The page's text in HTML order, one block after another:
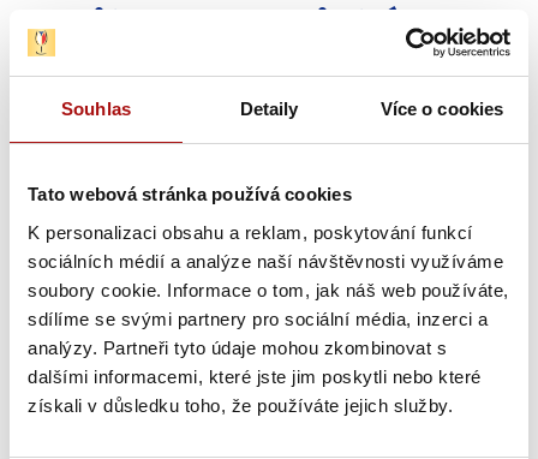
Souhlas Detaily Více o cookies
Tato webová stránka používá cookies
K personalizaci obsahu a reklam, poskytování funkcí
sociálních médií a analýze naší návštěvnosti využíváme
soubory cookie. Informace o tom, jak náš web používáte,
sdílíme se svými partnery pro sociální média, inzerci a
analýzy. Partneři tyto údaje mohou zkombinovat s
dalšími informacemi, které jste jim poskytli nebo které
získali v důsledku toho, že používáte jejich služby.
Lexikon chemického
složení vína